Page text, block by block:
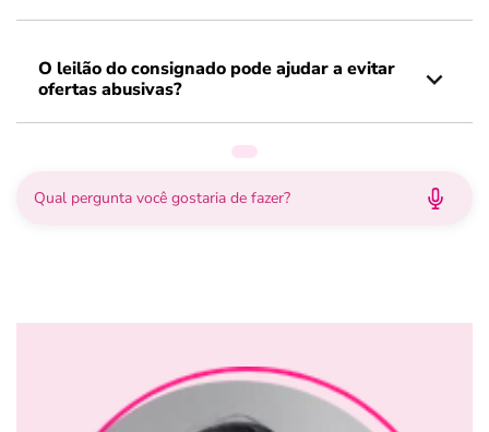
O leilão do consignado pode ajudar a evitar
ofertas abusivas?